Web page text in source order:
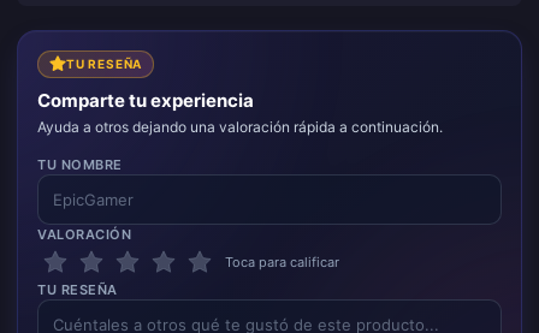
TU RESEÑA
Comparte tu experiencia
Ayuda a otros dejando una valoración rápida a continuación.
TU NOMBRE
VALORACIÓN
Toca para calificar
TU RESEÑA